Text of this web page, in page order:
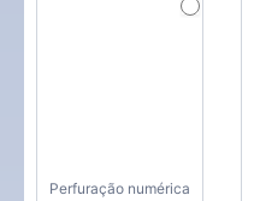
Perfuração numérica